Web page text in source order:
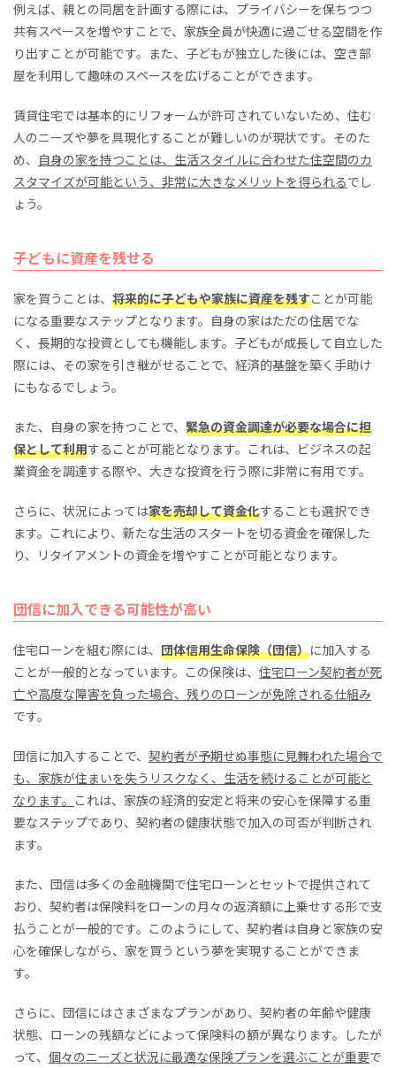
例えば、親との同居を計画する際には、プライバシーを保ちつつ
共有スペースを増やすことで、家族全員が快適に過ごせる空間を作
り出すことが可能です。また、子どもが独立した後には、空き部
屋を利用して趣味のスペースを広げることができます。
賃貸住宅では基本的にリフォームが許可されていないため、住む
人のニーズや夢を具現化することが難しいのが現状です。そのた
め、 自身の家を持つことは、生活スタイルに合わせた住空間のカ
スタマイズが可能という、非常に大きなメリットを得られるでし
ょう。
子どもに資産を残せる
家を買うことは、 将来的に子どもや家族に資産を残すことが可能
になる重要なステップとなります。自身の家はただの住居でな
く、長期的な投資としても機能します。子どもが成長して自立した
際には、その家を引き継がせることで、経済的基盤を築く手助け
にもなるでしょう。
また、自身の家を持つことで、 緊急の資金調達が必要な場合に担
保として利用することが可能となります。これは、ビジネスの起
業資金を調達する際や、大きな投資を行う際に非常に有用です。
さらに、状況によっては家を売却して資金化することも選択でき
ます。これにより、新たな生活のスタートを切る資金を確保した
り、リタイアメントの資金を増やすことが可能となります。
団信に加入できる可能性が高い
住宅ローンを組む際には、 団体信用生命保険（団信）に加入する
ことが一般的となっています。この保険は、 住宅ローン契約者が死
亡や高度な障害を負った場合、残りのローンが免除される仕組み
です。
団信に加入することで、 契約者が予期せぬ事態に見舞われた場合で
も、家族が住まいを失うリスクなく、生活を続けることが可能と
なります。 これは、家族の経済的安定と将来の安心を保障する重
要なステップであり、契約者の健康状態で加入の可否が判断され
ます。
また、団信は多くの金融機関で住宅ローンとセットで提供されて
おり、契約者は保険料をローンの月々の返済額に上乗せする形で支
払うことが一般的です。このようにして、契約者は自身と家族の安
心を確保しながら、家を買うという夢を実現することができま
す。
さらに、団信にはさまざまなプランがあり、契約者の年齢や健康
状態、ローンの残額などによって保険料の額が異なります。したが
って、 個々のニーズと状況に最適な保険プランを選ぶことが重要で